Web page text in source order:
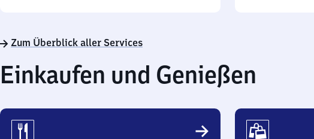
Zum Überblick aller Services
Einkaufen und Genießen